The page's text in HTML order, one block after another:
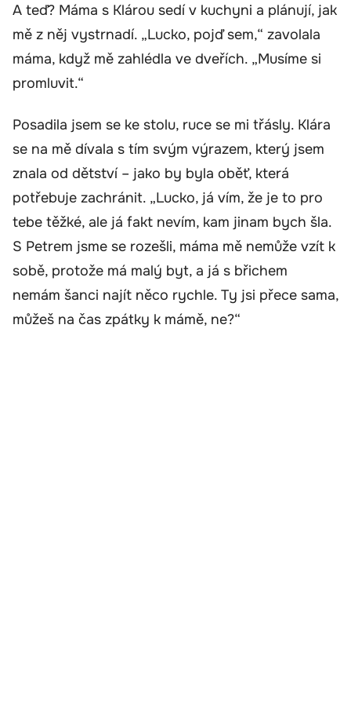
A teď? Máma s Klárou sedí v kuchyni a plánují, jak
mě z něj vystrnadí. „Lucko, pojď sem,“ zavolala
máma, když mě zahlédla ve dveřích. „Musíme si
promluvit.“
Posadila jsem se ke stolu, ruce se mi třásly. Klára
se na mě dívala s tím svým výrazem, který jsem
znala od dětství – jako by byla oběť, která
potřebuje zachránit. „Lucko, já vím, že je to pro
tebe těžké, ale já fakt nevím, kam jinam bych šla.
S Petrem jsme se rozešli, máma mě nemůže vzít k
sobě, protože má malý byt, a já s břichem
nemám šanci najít něco rychle. Ty jsi přece sama,
můžeš na čas zpátky k mámě, ne?“